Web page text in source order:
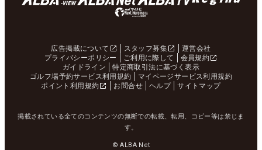
広告掲載について スタッフ募集
運営会社
プライバシーポリシー
ご利用に際して
会員規約
ガイドライン
特定商取引法に基づく表示
ゴルフ場予約サービス利用規約
マイページサービス利用規約
ポイント利用規約
お問合せ ヘルプ サイトマップ
掲載されている全てのコンテンツの無断での転載、転用、コピー等は禁じま
す。
© ALBA Net